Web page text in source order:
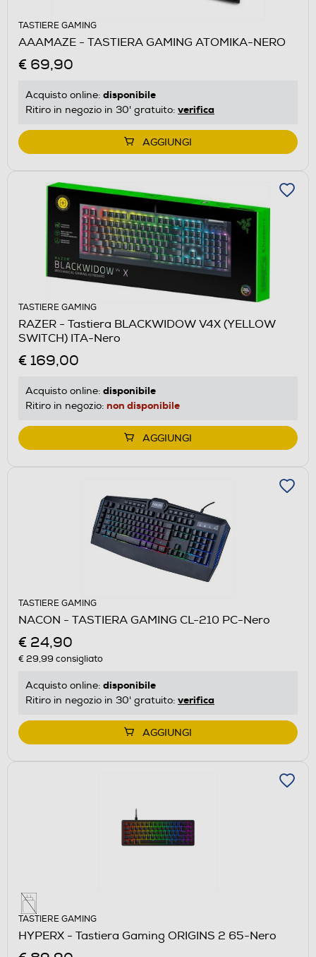
TASTIERE GAMING
AAAMAZE - TASTIERA GAMING ATOMIKA-NERO
€ 69,90
Acquisto online: disponibile
Ritiro in negozio in 30' gratuito: verifica
AGGIUNGI
TASTIERE GAMING
RAZER - Tastiera BLACKWIDOW V4X (YELLOW
SWITCH) ITA-Nero
€ 169,00
Acquisto online: disponibile
Ritiro in negozio: non disponibile
AGGIUNGI
TASTIERE GAMING
NACON - TASTIERA GAMING CL-210 PC-Nero
€ 24,90
€ 29,99 consigliato
Acquisto online: disponibile
Ritiro in negozio in 30' gratuito: verifica
AGGIUNGI
TASTIERE GAMING
HYPERX - Tastiera Gaming ORIGINS 2 65-Nero